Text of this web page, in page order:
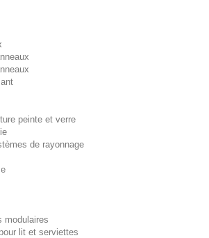
peinte et verre
de rayonnage
modulaires
lit et serviettes